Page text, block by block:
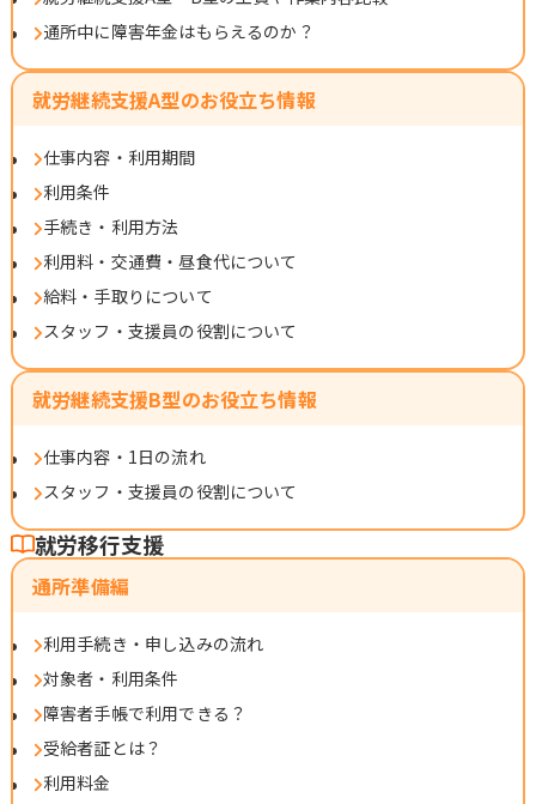
通所中に障害年金はもらえるのか？
就労継続支援A型のお役立ち情報
仕事内容・利用期間
利用条件
手続き・利用方法
利用料・交通費・昼食代について
給料・手取りについて
スタッフ・支援員の役割について
就労継続支援B型のお役立ち情報
仕事内容・1日の流れ
スタッフ・支援員の役割について
就労移行支援
通所準備編
利用手続き・申し込みの流れ
対象者・利用条件
障害者手帳で利用できる？
受給者証とは？
利用料金